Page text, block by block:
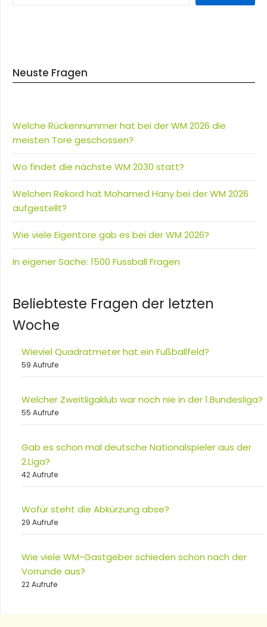
Neuste Fragen
Welche Rückennummer hat bei der WM 2026 die
meisten Tore geschossen?
Wo findet die nächste WM 2030 statt?
Welchen Rekord hat Mohamed Hany bei der WM 2026
aufgestellt?
Wie viele Eigentore gab es bei der WM 2026?
In eigener Sache: 1500 Fussball Fragen
Beliebteste Fragen der letzten
Woche
Wieviel Quadratmeter hat ein Fußballfeld?
59 Aufrufe
Welcher Zweitligaklub war noch nie in der 1.Bundesliga?
55 Aufrufe
Gab es schon mal deutsche Nationalspieler aus der
2.Liga?
42 Aufrufe
Wofür steht die Abkürzung abse?
29 Aufrufe
Wie viele WM-Gastgeber schieden schon nach der
Vorrunde aus?
22 Aufrufe